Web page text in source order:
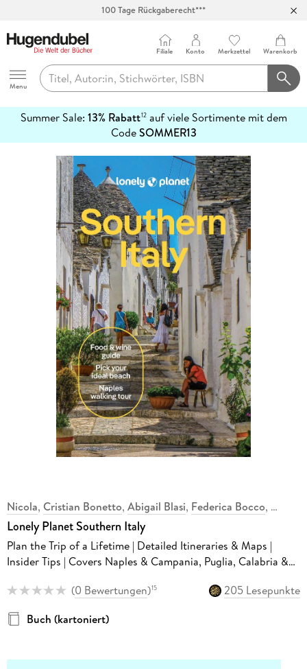
100 Tage Rückgaberecht***
Hugendubel
Menu
Filiale Konto Merkzettel Warenkorb
Summer Sale: 13% Rabatt12auf viele Sortimente mit dem
CodeSOMMER13
erfahren
Nicola, Cristian Bonetto, Abigail Blasi, Federica Bocco,
Lonely Planet Southern Italy
Plan the Trip of a Lifetime | Detailed Itineraries & Maps |
Insider Tips | Covers Naples & Campania, Puglia, Calabria &
(0 Bewertungen)15
205 Lesepunkte
Buch (kartoniert)